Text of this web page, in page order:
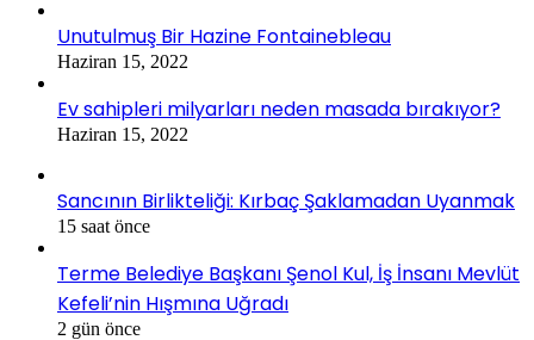
Unutulmuş Bir Hazine Fontainebleau
Haziran 15, 2022
Ev sahipleri milyarları neden masada bırakıyor?
Haziran 15, 2022
Sancının Birlikteliği: Kırbaç Şaklamadan Uyanmak
15 saat önce
Terme Belediye Başkanı Şenol Kul, İş İnsanı Mevlüt
Kefeli’nin Hışmına Uğradı
2 gün önce